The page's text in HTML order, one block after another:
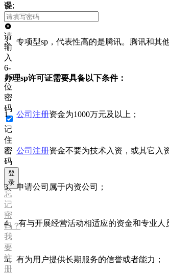
误
请
输
入
6-
16
位
密
码
记
住
密
码
登
录
忘
记
密
码？
我
要
注
册
务;
3、专项型sp，代表性高的是腾讯。腾讯和其
办理sp许可证需要具备以下条件：
1、 公司注册资金为1000万元及以上；
2、 公司注册资金不要为技术入资，或其它入
3、申请公司属于内资公司；
4、 有与开展经营活动相适应的资金和专业人
5、有为用户提供长期服务的信誉或者能力；